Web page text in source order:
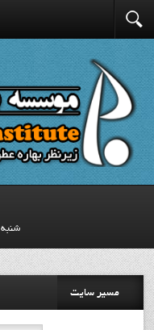
شنبه 17 مرداد 1405
مسیر سایت